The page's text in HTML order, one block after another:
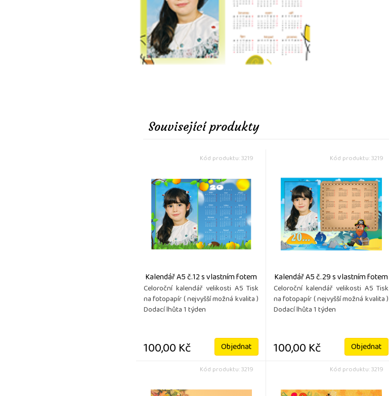
Související produkty
Kód produktu: 3219
Kalendář A5 č.12 s vlastním fotem
Celoroční kalendář velikosti A5 Tisk
na fotopapír ( nejvyšší možná kvalita )
Dodací lhůta 1 týden
100,00 Kč Objednat
Kód produktu: 3219
Kalendář A5 č.29 s vlastním fotem
Celoroční kalendář velikosti A5 Tisk
na fotopapír ( nejvyšší možná kvalita )
Dodací lhůta 1 týden
100,00 Kč Objednat
Kód produktu: 3219 Kód produktu: 3219